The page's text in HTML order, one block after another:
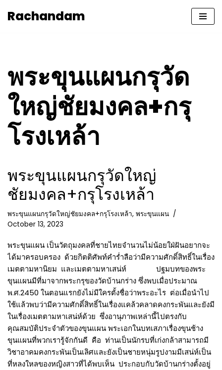
Rachandam
พระขุนแผนกรุวัด
ใหญ่ชัยมงคล+กรุ
โรงเหล้า
พระขุนแผนกรุวัดใหญ่
ชัยมงคล+กรุโรงเหล้า
พระขุนแผนกรุวัดใหญ่ชัยมงคล+กรุโรงเหล้า, พระขุนแผน
October 13, 2023
พระขุนแผน เป็นวัตถุมงคลที่ชายไทยจำนวนไม่น้อยใฝ่ฝันอยากจะ
ได้มาครอบครอง ด้วยกิตติศัพท์คำร่ำลือว่ามีความศักดิ์สิทธิ์ในเรื่อง
เมตตามหานิยม และเมตตามหาเสน่ห์ ปฐมบทของพระ
ขุนแผนมีที่มาจากพระกรุของวัดบ้านกร่าง ซึ่งพบเมื่อประมาณ
พ.ศ.2450 ในตอนแรกยังไม่มีใครตั้งชื่อว่าพระอะไร ต่อเมื่อนำไป
ใช้แล้วพบว่ามีความศักดิ์สิทธิ์ในเรื่องแคล้วคลาดคงกระพันและยังมี
ในเรื่องเมตตามหาเสน่ห์ด้วย ซึ่งอานุภาพเหล่านี้ไปตรงกับ
คุณสมบัติประจำตัวของขุนแผน พระเอกในบทเสภาเรื่องขุนช้าง
ขุนแผนที่พวกเรารู้จักกันดี คือ ท่านเป็นนักรบที่เก่งกล้าสามารถมี
วิชาอาคมคงกระพันเป็นเลิศและยังเป็นชายหนุ่มรูปงามมีเสน่ห์เป็น
ที่หลงใหลของหญิงสาวที่ได้พบเห็น ประกอบกับวัดบ้านกร่างตั้งอยู่